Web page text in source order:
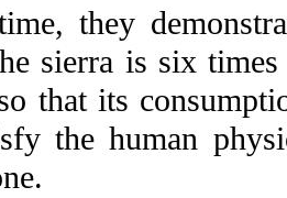
they
sierra is six
that its
the human